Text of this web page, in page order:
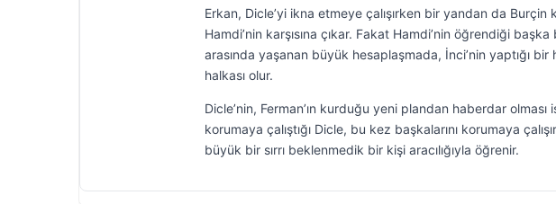
Erkan, Dicle’yi ikna etmeye çalışırken bir yandan da
Hamdi’nin karşısına çıkar. Fakat Hamdi’nin öğrendiği
arasında yaşanan büyük hesaplaşmada, İnci’nin yaptığı
halkası olur.
Dicle’nin, Ferman’ın kurduğu yeni plandan haberdar
korumaya çalıştığı Dicle, bu kez başkalarını korumaya
büyük bir sırrı beklenmedik bir kişi aracılığıyla öğrenir.